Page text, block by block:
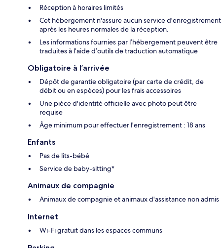
Réception à horaires limités
Cet hébergement n'assure aucun service d'enregistrement
après les heures normales de la réception.
Les informations fournies par l’hébergement peuvent être
traduites à l’aide d’outils de traduction automatique
Obligatoire à l’arrivée
Dépôt de garantie obligatoire (par carte de crédit, de
débit ou en espèces) pour les frais accessoires
Une pièce d'identité officielle avec photo peut être
requise
Âge minimum pour effectuer l'enregistrement : 18 ans
Enfants
Pas de lits-bébé
Service de baby-sitting*
Animaux de compagnie
Animaux de compagnie et animaux d'assistance non admis
Internet
Wi-Fi gratuit dans les espaces communs